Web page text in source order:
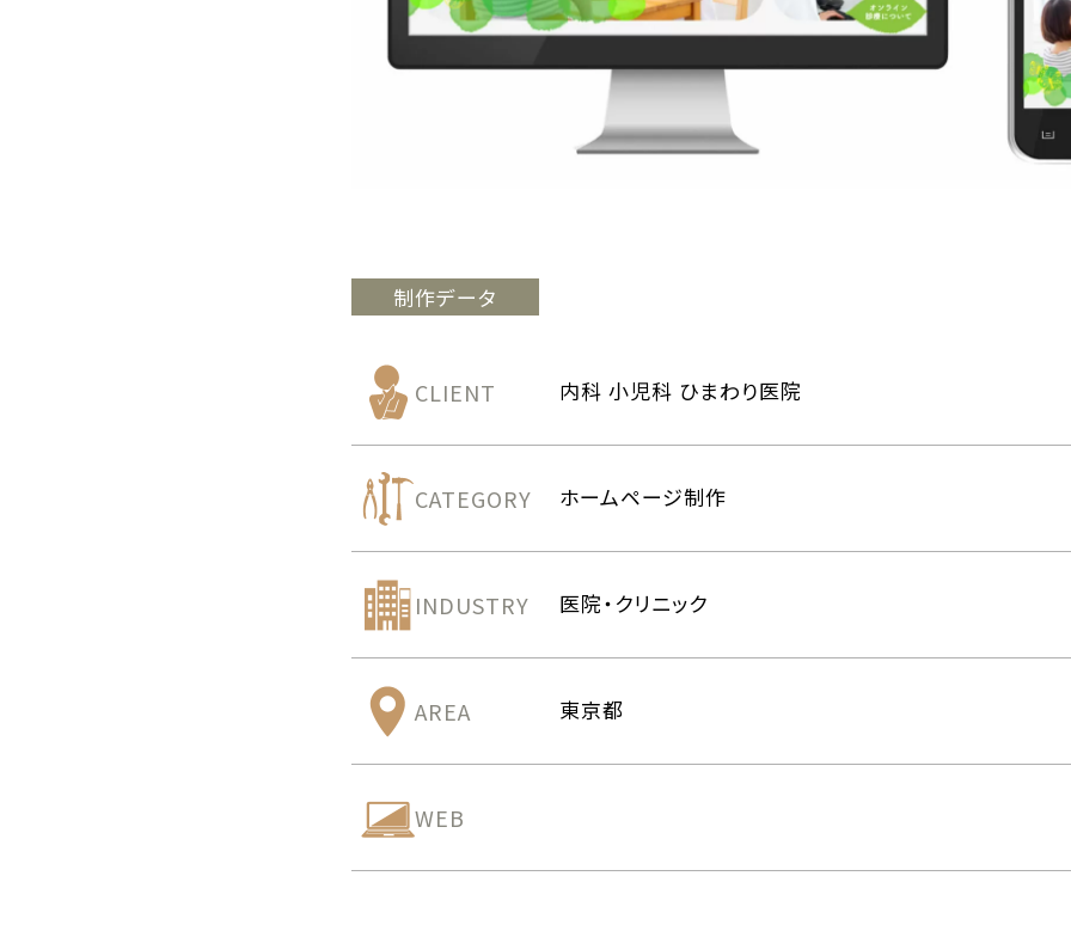
制作データ
CLIENT 内科 小児科 ひまわり医院
CATEGORY ホームページ制作
INDUSTRY 医院・クリニック
AREA 東京都
WEB